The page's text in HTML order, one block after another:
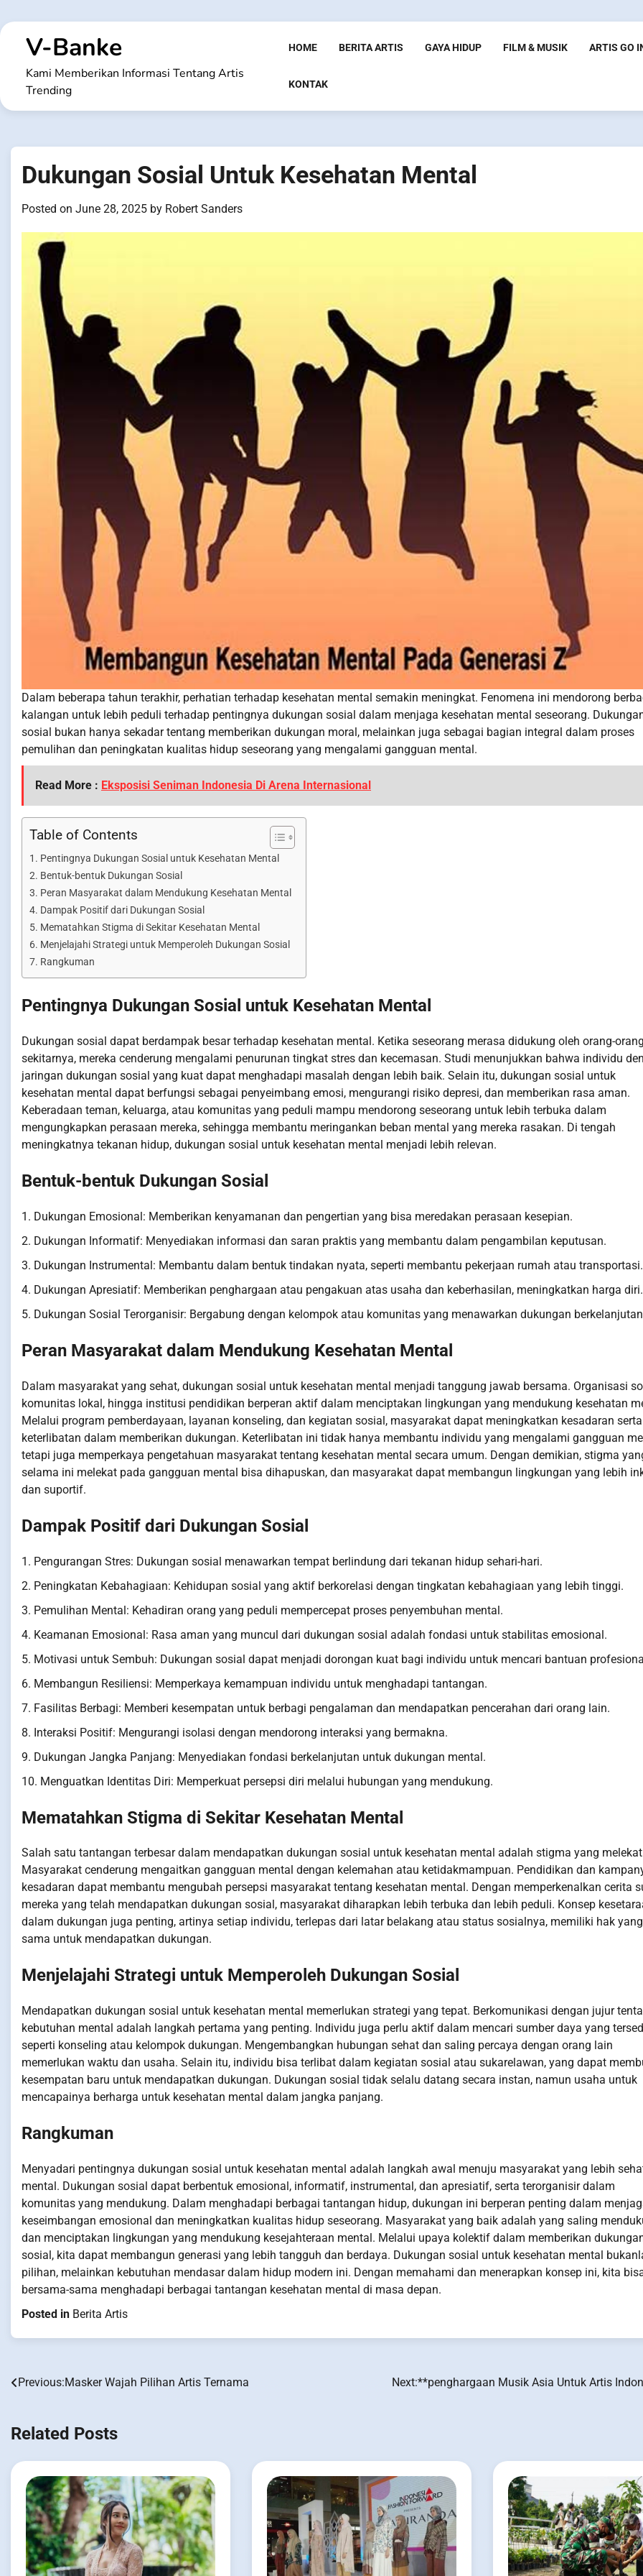
to
contentV-Banke
Kami Memberikan Informasi Tentang Artis
Trending
HOME BERITA ARTIS GAYA HIDUP FILM & MUSIK ARTIS GO
KONTAK
Dukungan Sosial Untuk Kesehatan Mental
Posted on June 28, 2025 by Robert Sanders
Dalam beberapa tahun terakhir, perhatian terhadap kesehatan mental semakin meningkat. Fenomena ini mendorong
kalangan untuk lebih peduli terhadap pentingnya dukungan sosial dalam menjaga kesehatan mental seseorang.
sosial bukan hanya sekadar tentang memberikan dukungan moral, melainkan juga sebagai bagian integral dalam proses
pemulihan dan peningkatan kualitas hidup seseorang yang mengalami gangguan mental.
Read More : Eksposisi Seniman Indonesia Di Arena Internasional
Table of Contents
Pentingnya Dukungan Sosial untuk Kesehatan Mental
Bentuk-bentuk Dukungan Sosial
Peran Masyarakat dalam Mendukung Kesehatan Mental
Dampak Positif dari Dukungan Sosial
Mematahkan Stigma di Sekitar Kesehatan Mental
Menjelajahi Strategi untuk Memperoleh Dukungan Sosial
Rangkuman
Pentingnya Dukungan Sosial untuk Kesehatan Mental
Dukungan sosial dapat berdampak besar terhadap kesehatan mental. Ketika seseorang merasa didukung oleh orang-
sekitarnya, mereka cenderung mengalami penurunan tingkat stres dan kecemasan. Studi menunjukkan bahwa individu
jaringan dukungan sosial yang kuat dapat menghadapi masalah dengan lebih baik. Selain itu, dukungan sosial untuk
kesehatan mental dapat berfungsi sebagai penyeimbang emosi, mengurangi risiko depresi, dan memberikan rasa aman.
Keberadaan teman, keluarga, atau komunitas yang peduli mampu mendorong seseorang untuk lebih terbuka dalam
mengungkapkan perasaan mereka, sehingga membantu meringankan beban mental yang mereka rasakan. Di tengah
meningkatnya tekanan hidup, dukungan sosial untuk kesehatan mental menjadi lebih relevan.
Bentuk-bentuk Dukungan Sosial
1. Dukungan Emosional: Memberikan kenyamanan dan pengertian yang bisa meredakan perasaan kesepian.
2. Dukungan Informatif: Menyediakan informasi dan saran praktis yang membantu dalam pengambilan keputusan.
3. Dukungan Instrumental: Membantu dalam bentuk tindakan nyata, seperti membantu pekerjaan rumah atau transportasi.
4. Dukungan Apresiatif: Memberikan penghargaan atau pengakuan atas usaha dan keberhasilan, meningkatkan harga diri.
5. Dukungan Sosial Terorganisir: Bergabung dengan kelompok atau komunitas yang menawarkan dukungan
Peran Masyarakat dalam Mendukung Kesehatan Mental
Dalam masyarakat yang sehat, dukungan sosial untuk kesehatan mental menjadi tanggung jawab bersama. Organisasi
komunitas lokal, hingga institusi pendidikan berperan aktif dalam menciptakan lingkungan yang mendukung kesehatan
Melalui program pemberdayaan, layanan konseling, dan kegiatan sosial, masyarakat dapat meningkatkan kesadaran serta
keterlibatan dalam memberikan dukungan. Keterlibatan ini tidak hanya membantu individu yang mengalami gangguan
tetapi juga memperkaya pengetahuan masyarakat tentang kesehatan mental secara umum. Dengan demikian, stigma
selama ini melekat pada gangguan mental bisa dihapuskan, dan masyarakat dapat membangun lingkungan yang lebih
dan suportif.
Dampak Positif dari Dukungan Sosial
1. Pengurangan Stres: Dukungan sosial menawarkan tempat berlindung dari tekanan hidup sehari-hari.
2. Peningkatan Kebahagiaan: Kehidupan sosial yang aktif berkorelasi dengan tingkatan kebahagiaan yang lebih tinggi.
3. Pemulihan Mental: Kehadiran orang yang peduli mempercepat proses penyembuhan mental.
4. Keamanan Emosional: Rasa aman yang muncul dari dukungan sosial adalah fondasi untuk stabilitas emosional.
5. Motivasi untuk Sembuh: Dukungan sosial dapat menjadi dorongan kuat bagi individu untuk mencari bantuan
6. Membangun Resiliensi: Memperkaya kemampuan individu untuk menghadapi tantangan.
7. Fasilitas Berbagi: Memberi kesempatan untuk berbagi pengalaman dan mendapatkan pencerahan dari orang lain.
8. Interaksi Positif: Mengurangi isolasi dengan mendorong interaksi yang bermakna.
9. Dukungan Jangka Panjang: Menyediakan fondasi berkelanjutan untuk dukungan mental.
10. Menguatkan Identitas Diri: Memperkuat persepsi diri melalui hubungan yang mendukung.
Mematahkan Stigma di Sekitar Kesehatan Mental
Salah satu tantangan terbesar dalam mendapatkan dukungan sosial untuk kesehatan mental adalah stigma yang
Masyarakat cenderung mengaitkan gangguan mental dengan kelemahan atau ketidakmampuan. Pendidikan dan
kesadaran dapat membantu mengubah persepsi masyarakat tentang kesehatan mental. Dengan memperkenalkan cerita
mereka yang telah mendapatkan dukungan sosial, masyarakat diharapkan lebih terbuka dan lebih peduli. Konsep
dalam dukungan juga penting, artinya setiap individu, terlepas dari latar belakang atau status sosialnya, memiliki hak yang
sama untuk mendapatkan dukungan.
Menjelajahi Strategi untuk Memperoleh Dukungan Sosial
Mendapatkan dukungan sosial untuk kesehatan mental memerlukan strategi yang tepat. Berkomunikasi dengan jujur
kebutuhan mental adalah langkah pertama yang penting. Individu juga perlu aktif dalam mencari sumber daya yang
seperti konseling atau kelompok dukungan. Mengembangkan hubungan sehat dan saling percaya dengan orang lain
memerlukan waktu dan usaha. Selain itu, individu bisa terlibat dalam kegiatan sosial atau sukarelawan, yang dapat
kesempatan baru untuk mendapatkan dukungan. Dukungan sosial tidak selalu datang secara instan, namun usaha untuk
mencapainya berharga untuk kesehatan mental dalam jangka panjang.
Rangkuman
Menyadari pentingnya dukungan sosial untuk kesehatan mental adalah langkah awal menuju masyarakat yang lebih
mental. Dukungan sosial dapat berbentuk emosional, informatif, instrumental, dan apresiatif, serta terorganisir dalam
komunitas yang mendukung. Dalam menghadapi berbagai tantangan hidup, dukungan ini berperan penting dalam
keseimbangan emosional dan meningkatkan kualitas hidup seseorang. Masyarakat yang baik adalah yang saling
dan menciptakan lingkungan yang mendukung kesejahteraan mental. Melalui upaya kolektif dalam memberikan
sosial, kita dapat membangun generasi yang lebih tangguh dan berdaya. Dukungan sosial untuk kesehatan mental
pilihan, melainkan kebutuhan mendasar dalam hidup modern ini. Dengan memahami dan menerapkan konsep ini, kita
bersama-sama menghadapi berbagai tantangan kesehatan mental di masa depan.
Posted in Berita Artis
Post
Previous:Masker Wajah Pilihan Artis Ternama Next:**penghargaan Musik Asia Untuk Artis
Related Posts